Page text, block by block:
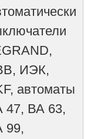
ИЭК,
автоматы
47, ВА 63,
99,